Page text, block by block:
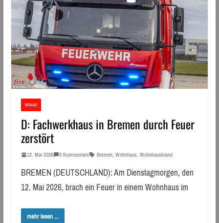
BRAND
D: Fachwerkhaus in Bremen durch Feuer
zerstört
12. Mai 2026 0 Kommentare Bremen, Wohnhaus, Wohnhausbrand
BREMEN (DEUTSCHLAND): Am Dienstagmorgen, den
12. Mai 2026, brach ein Feuer in einem Wohnhaus im
mehr lesen ...